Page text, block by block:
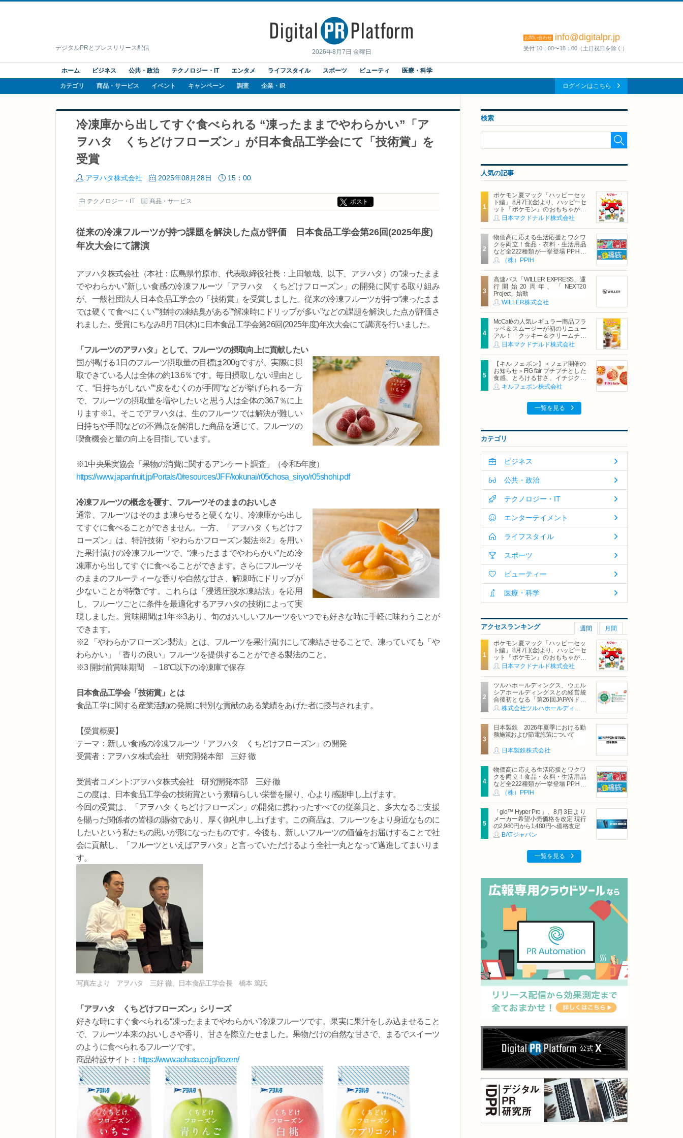
2026年8月7日 金曜日
デジタルPRとプレスリリース配信
お問い合わせ info@digitalpr.jp
受付 10：00〜18：00（土日祝日を除く）
ホーム ビジネス 公共・政治 テクノロジー・IT エンタメ ライフスタイル スポーツ ビューティ 医療・科学
カテゴリ 商品・サービス イベント キャンペーン 調査 企業・IR ログインはこちら
冷凍庫から出してすぐ食べられる “凍ったままでやわらかい”「ア
ヲハタ くちどけフローズン」が日本食品工学会にて「技術賞」を
受賞
アヲハタ株式会社 2025年08月28日 15：00
テクノロジー・IT 商品・サービス ポスト
従来の冷凍フルーツが持つ課題を解決した点が評価 日本食品工学会第26回(2025年度)
年次大会にて講演
アヲハタ株式会社（本社：広島県竹原市、代表取締役社長：上田敏哉、以下、アヲハタ）の“凍ったまま
でやわらかい”新しい食感の冷凍フルーツ「アヲハタ くちどけフローズン」の開発に関する取り組み
が、一般社団法人 日本食品工学会の「技術賞」を受賞しました。従来の冷凍フルーツが持つ“凍ったまま
では硬くて食べにくい”“独特の凍結臭がある”“解凍時にドリップが多い”などの課題を解決した点が評価さ
れました。受賞にちなみ8月7日(木)に日本食品工学会第26回(2025年度)年次大会にて講演を行いました。
「フルーツのアヲハタ」として、フルーツの摂取向上に貢献したい
国が掲げる1日のフルーツ摂取量の目標は200gですが、実際に摂
取できている人は全体の約13.6％です。毎日摂取しない理由とし
て、“日持ちがしない”“皮をむくのが手間”などが挙げられる一方
で、フルーツの摂取量を増やしたいと思う人は全体の36.7％に上
ります※1。そこでアヲハタは、生のフルーツでは解決が難しい
日持ちや手間などの不満点を解消した商品を通じて、フルーツの
喫食機会と量の向上を目指しています。
※1中央果実協会「果物の消費に関するアンケート調査」（令和5年度）
https://www.japanfruit.jp/Portals/0/resources/JFF/kokunai/r05chosa_siryo/r05shohi.pdf
冷凍フルーツの概念を覆す、フルーツそのままのおいしさ
通常、フルーツはそのまま凍らせると硬くなり、冷凍庫から出し
てすぐに食べることができません。一方、「アヲハタ くちどけフ
ローズン」は、特許技術「やわらかフローズン製法※2」を用い
た果汁漬けの冷凍フルーツで、“凍ったままでやわらかい”ため冷
凍庫から出してすぐに食べることができます。さらにフルーツそ
のままのフルーティーな香りや自然な甘さ、解凍時にドリップが
少ないことが特徴です。これらは「浸透圧脱水凍結法」を応用
し、フルーツごとに条件を最適化するアヲハタの技術によって実
現しました。賞味期間は1年※3あり、旬のおいしいフルーツをいつでも好きな時に手軽に味わうことが
できます。
※2 「やわらかフローズン製法」とは、フルーツを果汁漬けにして凍結させることで、凍っていても「や
わらかい」「香りの良い」フルーツを提供することができる製法のこと。
※3 開封前賞味期間 －18℃以下の冷凍庫で保存
日本食品工学会「技術賞」とは
食品工学に関する産業活動の発展に特別な貢献のある業績をあげた者に授与されます。
【受賞概要】
テーマ：新しい食感の冷凍フルーツ「アヲハタ くちどけフローズン」の開発
受賞者：アヲハタ株式会社 研究開発本部 三好 徹
受賞者コメント:アヲハタ株式会社 研究開発本部 三好 徹
この度は、日本食品工学会の技術賞という素晴らしい栄誉を賜り、心より感謝申し上げます。
今回の受賞は、「アヲハタ くちどけフローズン」の開発に携わったすべての従業員と、多大なるご支援
を賜った関係者の皆様の賜物であり、厚く御礼申し上げます。この商品は、フルーツをより身近なものに
したいという私たちの思いが形になったものです。今後も、新しいフルーツの価値をお届けすることで社
会に貢献し、「フルーツといえばアヲハタ」と言っていただけるよう全社一丸となって邁進してまいりま
す。
写真左より アヲハタ 三好 徹、日本食品工学会長 橋本 篤氏
「アヲハタ くちどけフローズン」シリーズ
好きな時にすぐ食べられる“凍ったままでやわらかい”冷凍フルーツです。果実に果汁をしみ込ませること
で、フルーツ本来のおいしさや香り、甘さを際立たせました。果物だけの自然な甘さで、まるでスイーツ
のように食べられるフルーツです。
商品特設サイト： https://www.aohata.co.jp/frozen/
検索
人気の記事
ポケモン夏マック「ハッピーセッ
ト編」 8月7日(金)より、ハッピーセ
ット『ポケモン』のおもちゃが期
間限定登場
日本マクドナルド株式会社
物価高に応える生活応援とワクワ
クを両立！食品・衣料・生活用品
など全222種類が一挙登場 PPIHグ
ループ「夏福袋」＆セール 8月6日
(木)より順次スタート
（株）PPIH
高速バス「WILLER EXPRESS」運
行開始20周年、「NEXT20
Project」始動
WILLER株式会社
McCaféの人気レギュラー商品フラ
ッペ＆スムージーが初のリニュー
アル！「クッキー＆クリームチョ
コフラッペ」「マンゴースムージ
ー」8月5日（水）から販売開始
日本マクドナルド株式会社
【キル フェ ボン】＜フェア開催の
お知らせ＞FIG fair プチプチとした
食感、とろける甘さ、イチジクの
魅力をたっぷりと。新作を含め、
イチジク尽くしの全4種が登場8月
キルフェボン株式会社
一覧を見る
カテゴリ
ビジネス
公共・政治
テクノロジー・IT
エンターテイメント
ライフスタイル
スポーツ
ビューティー
医療・科学
アクセスランキング 週間 月間
ポケモン夏マック「ハッピーセッ
ト編」 8月7日(金)より、ハッピーセ
ット『ポケモン』のおもちゃが期
間限定登場
日本マクドナルド株式会社
ツルハホールディングス、ウエル
シアホールディングスとの経営統
合後初となる「第26回JAPANドラ
ッグストアショー」に出展
株式会社ツルハホールディングス
日本製鉄 2026年夏季における勤
務施策および節電施策について
日本製鉄株式会社
物価高に応える生活応援とワクワ
クを両立！食品・衣料・生活用品
など全222種類が一挙登場 PPIHグ
ループ「夏福袋」＆セール 8月6日
（株）PPIH
「glo™ Hyper Pro」、8月3日より
メーカー希望小売価格を改定 現行
の2,980円から1,480円へ価格改定
BATジャパン
一覧を見る